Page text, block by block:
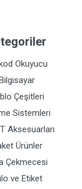
Okuyucu
Çeşitleri
Sistemleri
Aksesuarları
Ürünler
Çekmecesi
ve Etiket